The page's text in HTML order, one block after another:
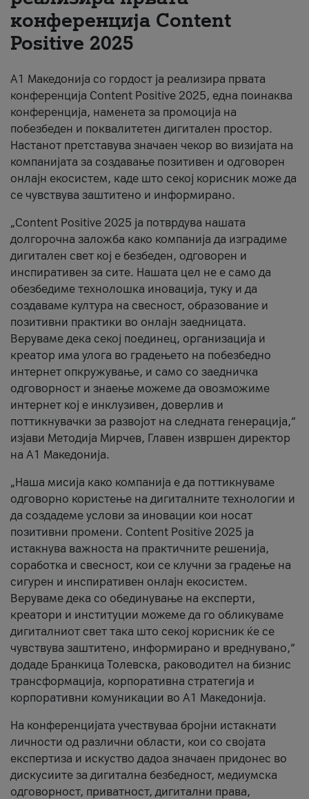
конференција Content
Positive 2025
А1 Македонија со гордост ја реализира првата
конференција Content Positive 2025, една поинаква
конференција, наменета за промоција на
побезбеден и поквалитетен дигитален простор.
Настанот претставува значаен чекор во визијата на
компанијата за создавање позитивен и одговорен
онлајн екосистем, каде што секој корисник може да
се чувствува заштитено и информирано.
„Content Positive 2025 ја потврдува нашата
долгорочна заложба како компанија да изградиме
дигитален свет кој е безбеден, одговорен и
инспиративен за сите. Нашата цел не е само да
обезбедиме технолошка иновација, туку и да
создаваме култура на свесност, образование и
позитивни практики во онлајн заедницата.
Веруваме дека секој поединец, организација и
креатор има улога во градењето на побезбедно
интернет опкружување, и само со заедничка
одговорност и знаење можеме да овозможиме
интернет кој е инклузивен, доверлив и
поттикнувачки за развојот на следната генерација,“
изјави Методија Мирчев, Главен извршен директор
на А1 Македонија.
„Наша мисија како компанија е да поттикнуваме
одговорно користење на дигиталните технологии и
да создадеме услови за иновации кои носат
позитивни промени. Content Positive 2025 ја
истакнува важноста на практичните решенија,
соработка и свесност, кои се клучни за градење на
сигурен и инспиративен онлајн екосистем.
Веруваме дека со обединување на експерти,
креатори и институции можеме да го обликуваме
дигиталниот свет така што секој корисник ќе се
чувствува заштитено, информирано и вреднувано,“
додаде Бранкица Толевска, раководител на бизнис
трансформација, корпоративна стратегија и
корпоративни комуникации во А1 Македонија.
На конференцијата учествуваа бројни истакнати
личности од различни области, кои со својата
експертиза и искуство дадоа значаен придонес во
дискусиите за дигитална безбедност, медиумска
одговорност, приватност, дигитални права,